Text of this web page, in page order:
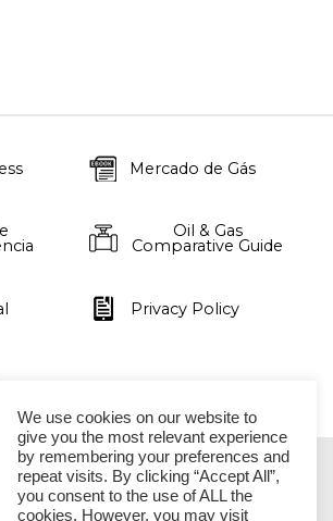
Mercado de Gás
Oil & Gas
Comparative Guide
Privacy Policy
SÃO PAULO
We use cookies on our website to
give you the most relevant experience
by remembering your preferences and
repeat visits. By clicking “Accept All”,
you consent to the use of ALL the
cookies. However, you may visit